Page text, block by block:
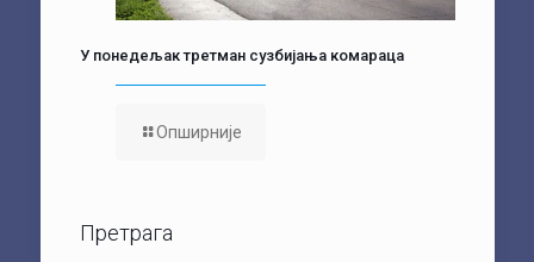
У понедељак третман сузбијања комараца
Опширније
Претрага